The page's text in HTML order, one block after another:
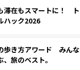
滞在もスマートに！ ト
ハック2026
歩き方アワード みんな
、旅のベスト。